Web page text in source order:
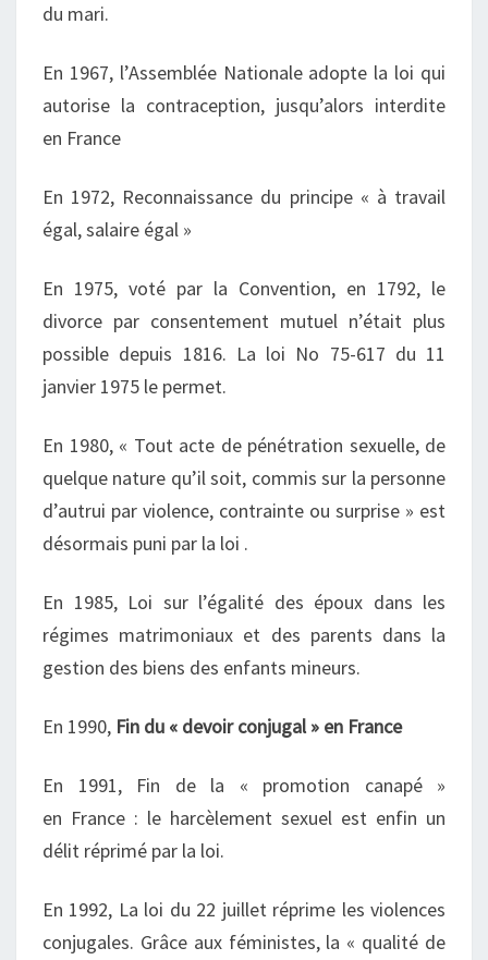
du mari.
En 1967,l’Assemblée Nationale adopte la loi qui
autorise la contraception, jusqu’alors interdite
en France
En 1972, Reconnaissance du principe « à travail
égal, salaire égal »
En 1975, voté par la Convention, en 1792, le
divorce par consentement mutuel n’était plus
possible depuis 1816. La loi No 75-617 du 11
janvier 1975 le permet.
En 1980, « Tout acte de pénétration sexuelle, de
quelque nature qu’il soit, commis sur la personne
d’autrui par violence, contrainte ou surprise » est
désormais puni par la loi .
En 1985, Loi sur l’égalité des époux dans les
régimes matrimoniaux et des parents dans la
gestion des biens des enfants mineurs.
En 1990, Fin du « devoir conjugal » en France
En 1991, Fin de la « promotion canapé »
en France : le harcèlement sexuel est enfin un
délit réprimé par la loi.
En 1992, La loi du 22 juillet réprime les violences
conjugales. Grâce aux féministes, la « qualité de